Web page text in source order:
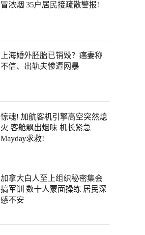
冒浓烟 35户居民接疏散警报!
上海婚外胚胎已销毁？癌妻称
不信、出轨夫惨遭网暴
惊魂! 加航客机引擎高空突然熄
火 客舱飘出烟味 机长紧急
Mayday求救!
加拿大白人至上组织秘密集会
搞军训 数十人蒙面操练 居民深
感不安